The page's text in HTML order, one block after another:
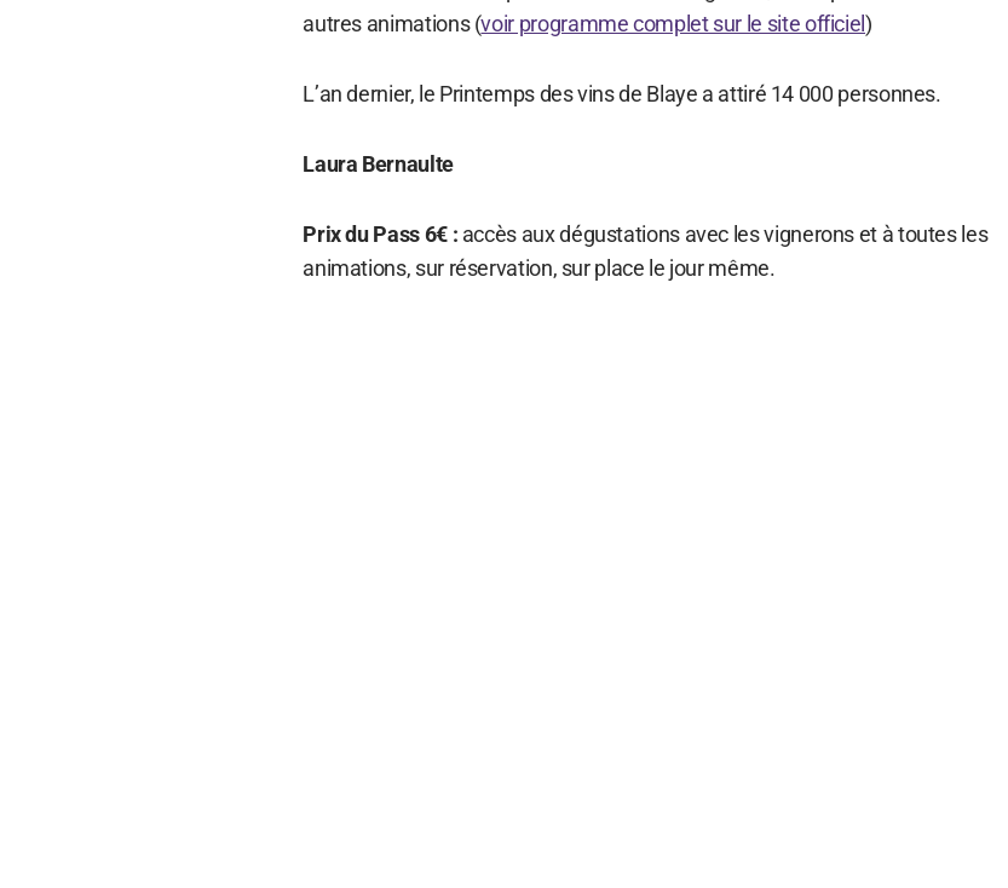
autres animations (voir programme complet sur le site officiel)
L’an dernier, le Printemps des vins de Blaye a attiré 14 000 personnes.
Laura Bernaulte
Prix du Pass 6€ : accès aux dégustations avec les vignerons et à toutes les
animations, sur réservation, sur place le jour même.